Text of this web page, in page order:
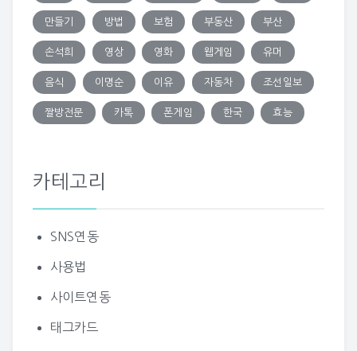
만들기 방법 보험 부동산 부산
손석희 영상 영화 웹게임 유머
음식 이명순 이유 자동차 조선일보
짤방전문 카톡 폰게임 한국 효능
카테고리
SNS연동
사용법
사이트연동
태그카드